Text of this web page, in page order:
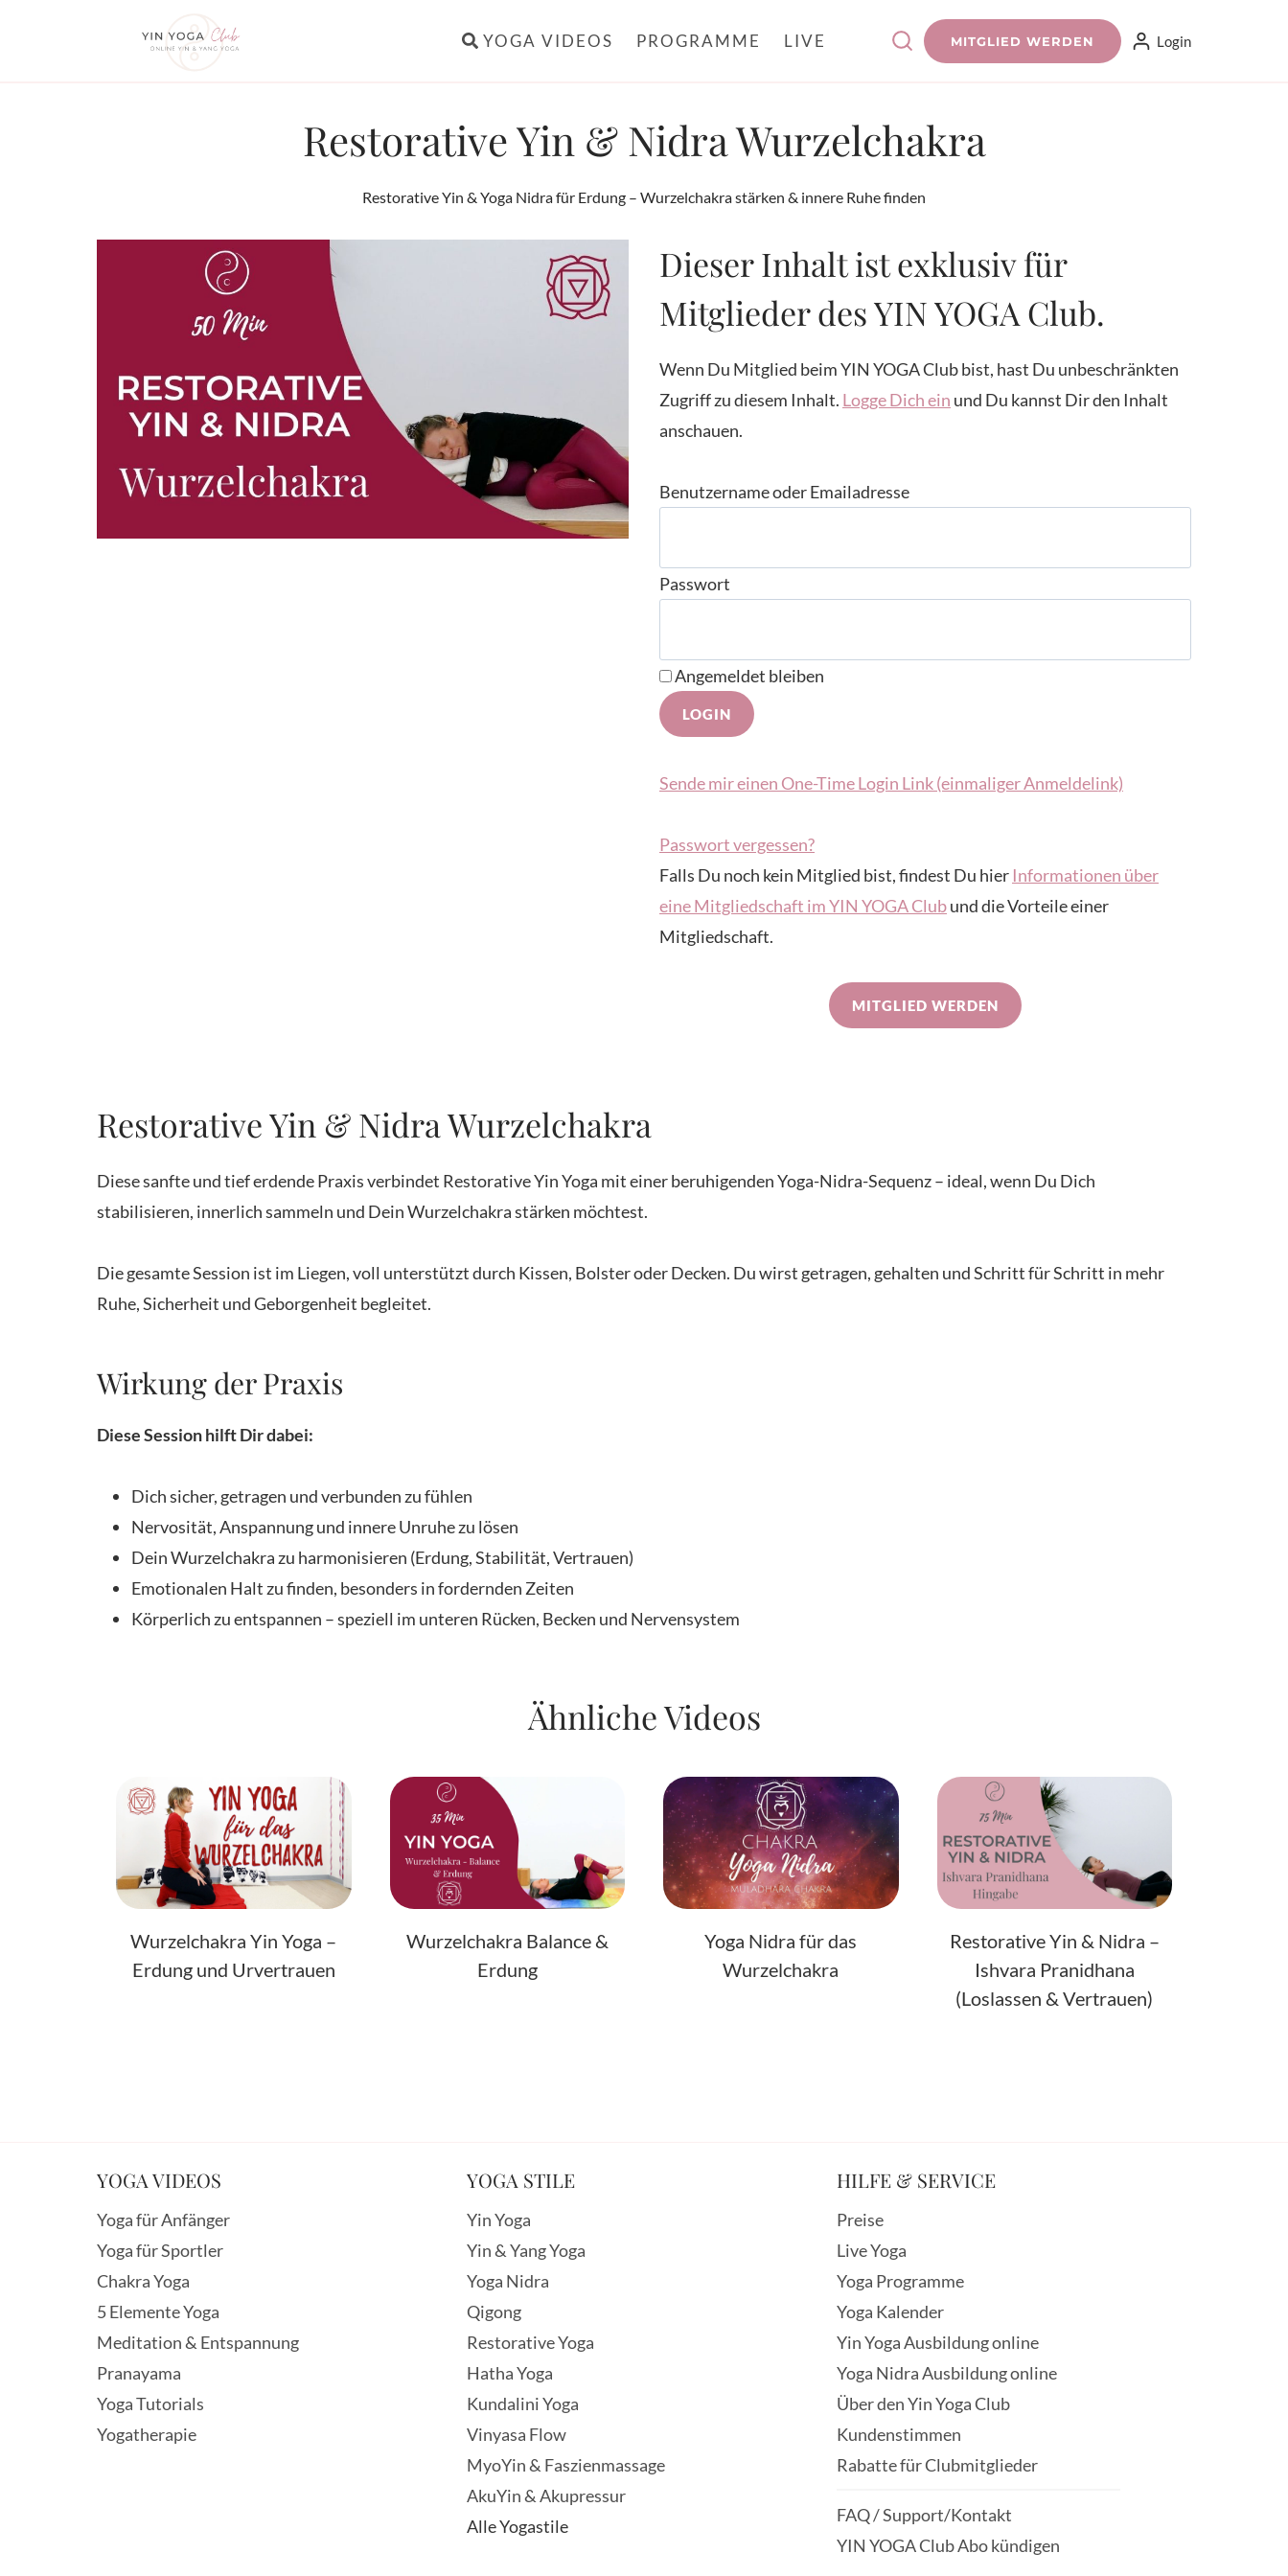
YOGA VIDEOS PROGRAMME LIVE MITGLIED WERDEN Login
Restorative Yin & Nidra Wurzelchakra
Restorative Yin & Yoga Nidra für Erdung – Wurzelchakra stärken & innere Ruhe finden
Dieser Inhalt ist exklusiv für
Mitglieder des YIN YOGA Club.
Wenn Du Mitglied beim YIN YOGA Club bist, hast Du unbeschränkten
Zugriff zu diesem Inhalt. Logge Dich ein und Du kannst Dir den Inhalt
anschauen.
Benutzername oder Emailadresse
Passwort
Angemeldet bleiben
Sende mir einen One-Time Login Link (einmaliger Anmeldelink)
Passwort vergessen?
Falls Du noch kein Mitglied bist, findest Du hier Informationen über
eine Mitgliedschaft im YIN YOGA Clubund die Vorteile einer
Mitgliedschaft.
MITGLIED WERDEN
Restorative Yin & Nidra Wurzelchakra
Diese sanfte und tief erdende Praxis verbindet Restorative Yin Yoga mit einer beruhigenden Yoga-Nidra-Sequenz – ideal, wenn Du Dich
stabilisieren, innerlich sammeln und Dein Wurzelchakra stärken möchtest.
Die gesamte Session ist im Liegen, voll unterstützt durch Kissen, Bolster oder Decken. Du wirst getragen, gehalten und Schritt für Schritt in mehr
Ruhe, Sicherheit und Geborgenheit begleitet.
Wirkung der Praxis
Diese Session hilft Dir dabei:
Dich sicher, getragen und verbunden zu fühlen
Nervosität, Anspannung und innere Unruhe zu lösen
Dein Wurzelchakra zu harmonisieren (Erdung, Stabilität, Vertrauen)
Emotionalen Halt zu finden, besonders in fordernden Zeiten
Körperlich zu entspannen – speziell im unteren Rücken, Becken und Nervensystem
Ähnliche Videos
Wurzelchakra Yin Yoga –
Erdung und Urvertrauen
Wurzelchakra Balance &
Erdung
Yoga Nidra für das
Wurzelchakra
Restorative Yin & Nidra –
Ishvara Pranidhana
(Loslassen & Vertrauen)
YOGA VIDEOS
Yoga für Anfänger
Yoga für Sportler
Chakra Yoga
5 Elemente Yoga
Meditation & Entspannung
Pranayama
Yoga Tutorials
Yogatherapie
YOGA STILE
Yin Yoga
Yin & Yang Yoga
Yoga Nidra
Qigong
Restorative Yoga
Hatha Yoga
Kundalini Yoga
Vinyasa Flow
MyoYin & Faszienmassage
AkuYin & Akupressur
Alle Yogastile
HILFE & SERVICE
Preise
Live Yoga
Yoga Programme
Yoga Kalender
Yin Yoga Ausbildung online
Yoga Nidra Ausbildung online
Über den Yin Yoga Club
Kundenstimmen
Rabatte für Clubmitglieder
FAQ / Support/Kontakt
YIN YOGA Club Abo kündigen